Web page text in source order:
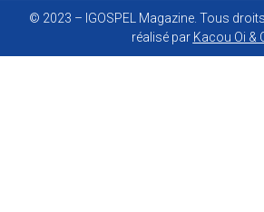
© 2023 – IGOSPEL Magazine. Tous
réalisé par Kacou Oi &